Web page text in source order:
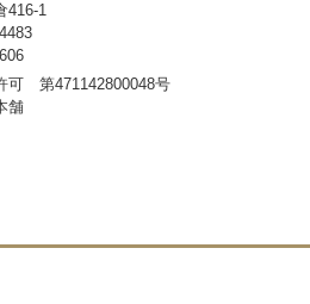
416-1
可 第471142800048号
舗